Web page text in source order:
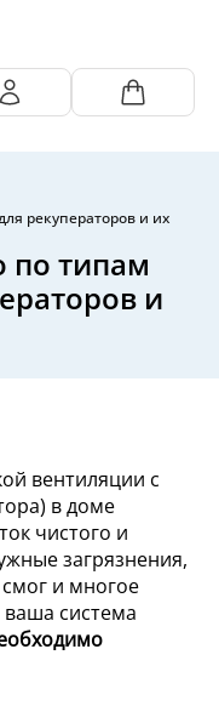
рекуператоров и их
по типам
и
вентиляции с
в доме
чистого и
загрязнения,
и многое
ваша система